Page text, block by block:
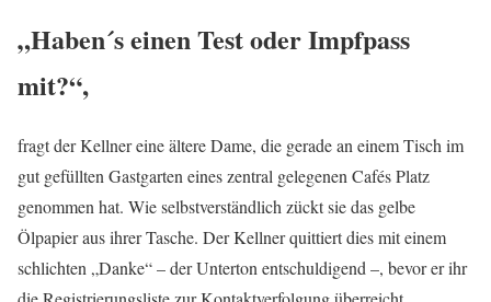
„Haben´s einen Test oder Impfpass
mit?“,
fragt der Kellner eine ältere Dame, die gerade an einem Tisch im
gut gefüllten Gastgarten eines zentral gelegenen Cafés Platz
genommen hat. Wie selbstverständlich zückt sie das gelbe
Ölpapier aus ihrer Tasche. Der Kellner quittiert dies mit einem
schlichten „Danke“ – der Unterton entschuldigend –, bevor er ihr